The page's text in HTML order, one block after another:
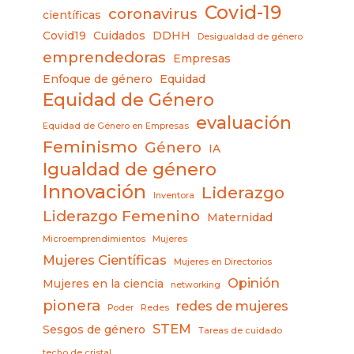
científicas coronavirus Covid-19
Covid19 Cuidados DDHH Desigualdad de género
emprendedoras
Empresas
Enfoque de género
Equidad
Equidad de Género
Equidad de Género en Empresas evaluación
Feminismo Género IA
Igualdad de género
Innovación Inventora Liderazgo
Liderazgo Femenino Maternidad
Microemprendimientos Mujeres
Mujeres Científicas Mujeres en Directorios
Mujeres en la ciencia networking Opinión
pionera Poder Redes redes de mujeres
Sesgos de género STEM Tareas de cuidado